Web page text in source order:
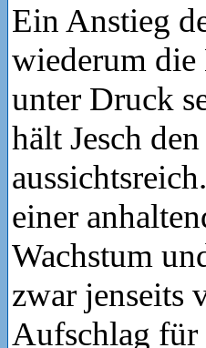
Ein Anstieg
wiederum die
unter Druck
hält Jesch
einer
Wachstum
zwar jenseits
Aufschlag für